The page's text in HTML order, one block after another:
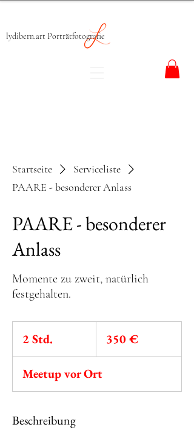
lydibern.art Porträtfotografie
Startseite
Serviceliste
PAARE - besonderer Anlass
PAARE - besonderer
Anlass
Momente zu zweit, natürlich
festgehalten.
2 Std.
S
t
d
350 €
Meetup vor Ort
Beschreibung